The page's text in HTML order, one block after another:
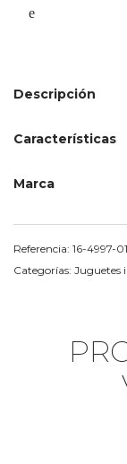
Descripción
Características
Marca
Referencia: 16-4997-01
Categorías: Juguetes